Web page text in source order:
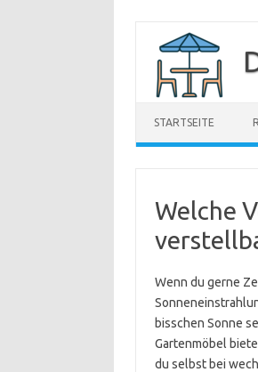
springen
STARTSEITE
Welche
Wenn du gerne
bisschen Sonne
Gartenmöbel
du selbst bei